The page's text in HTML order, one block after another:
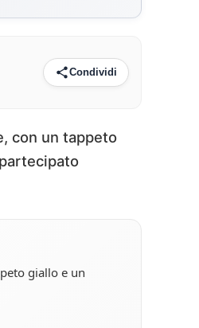
Condividi
con un tappeto
giallo e un